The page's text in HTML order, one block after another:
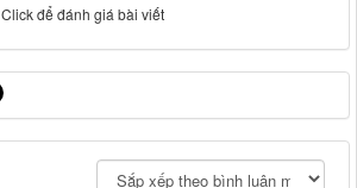
Click để đánh giá bài viết